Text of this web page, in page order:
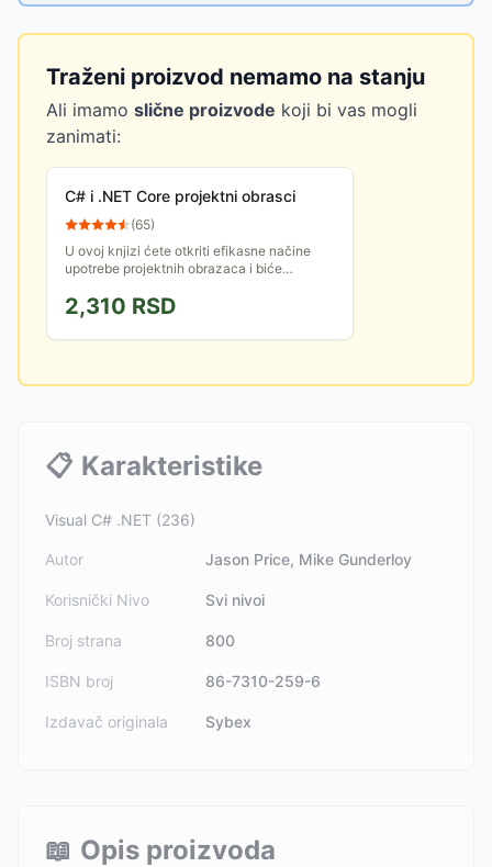
Traženi proizvod nemamo na stanju
Ali imamo slične proizvode koji bi vas mogli
zanimati:
C# i .NET Core projektni obrasci
(65)
U ovoj knjizi ćete otkriti efikasne načine
upotrebe projektnih obrazaca i biće
izvršnog koda koji je...
2,310 RSD
📋 Karakteristike
Visual C# .NET (236)
Autor Jason Price, Mike Gunderloy
Korisnički Nivo Svi nivoi
Broj strana 800
ISBN broj 86-7310-259-6
Izdavač originala Sybex
📖 Opis proizvoda